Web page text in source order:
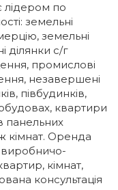
лідером по
земельні
земельні
ділянки с/г
промислові
незавершені
півбудинків,
квартири
панельних
кімнат. Оренда
кімнат,
консультація